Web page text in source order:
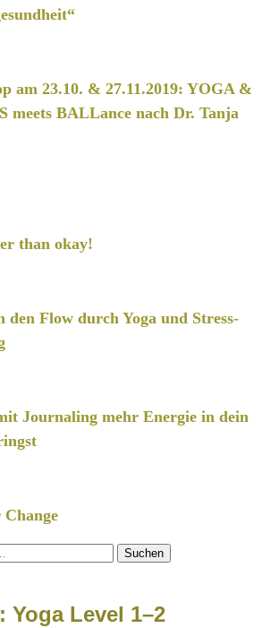
am 23.10. & 27.11.2019: YOGA &
meets BALLance nach Dr. Tanja
than okay!
den Flow durch Yoga und Stress-
Journaling mehr Energie in dein
Yoga Level 1–2